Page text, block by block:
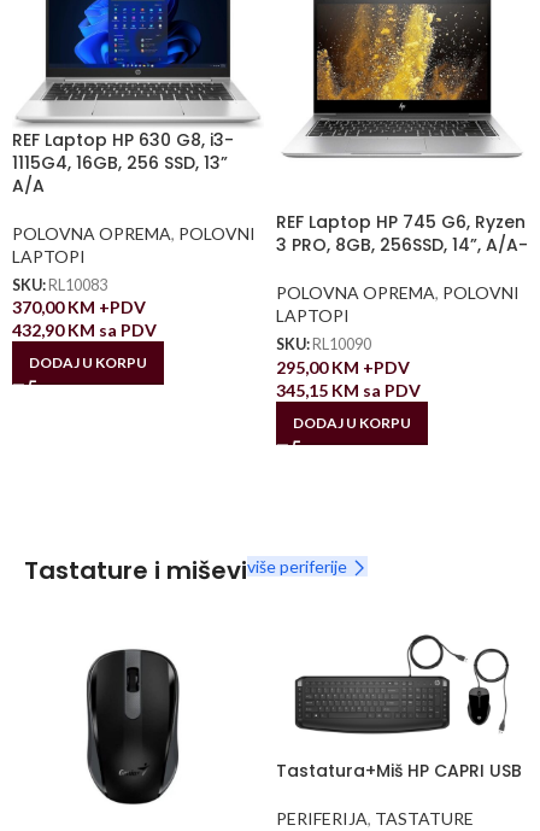
REF Laptop HP 630 G8, i3-
1115G4, 16GB, 256 SSD, 13”
A/A
POLOVNA OPREMA, POLOVNI
LAPTOPI
SKU: RL10083
370,00KM +PDV
432,90KM sa PDV
DODAJ U KORPU
REF Laptop HP 745 G6, Ryzen
3 PRO, 8GB, 256SSD, 14”, A/A-
POLOVNA OPREMA, POLOVNI
LAPTOPI
SKU: RL10090
295,00KM +PDV
345,15 KM sa PDV
DODAJ U KORPU
Tastature i miševiviše periferije
Tastatura+Miš HP CAPRI USB
PERIFERIJA, TASTATURE